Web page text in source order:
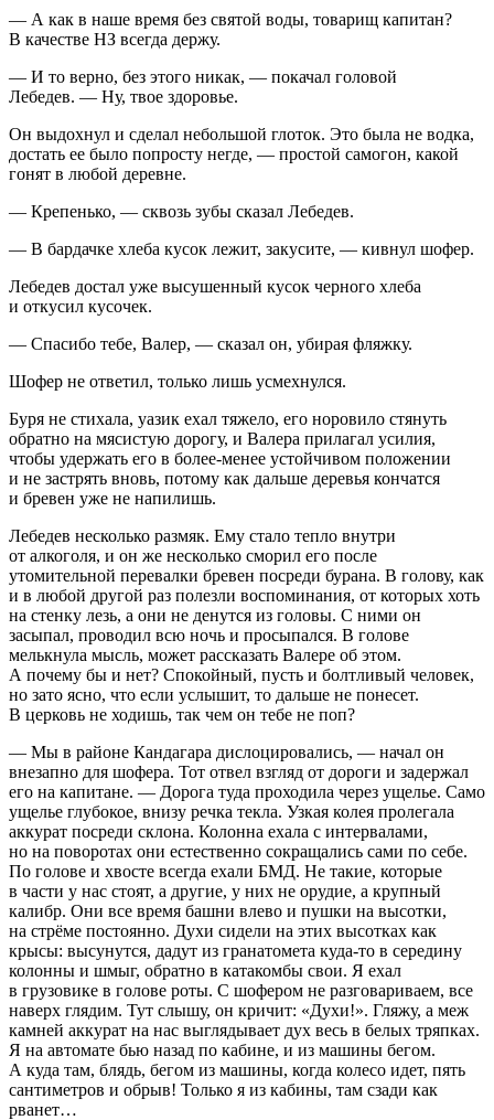
— А как в наше время без святой воды, товарищ капитан?
В качестве НЗ всегда держу.
— И то верно, без этого никак, — покачал головой
Лебедев. — Ну, твое здоровье.
Он выдохнул и сделал небольшой глоток. Это была не водка,
достать ее было попросту негде, — простой самогон, какой
гонят в любой деревне.
— Крепенько, — сквозь зубы сказал Лебедев.
— В бардачке хлеба кусок лежит, закусите, — кивнул шофер.
Лебедев достал уже высушенный кусок черного хлеба
и откусил кусочек.
— Спасибо тебе, Валер, — сказал он, убирая фляжку.
Шофер не ответил, только лишь усмехнулся.
Буря не стихала, уазик ехал тяжело, его норовило стянуть
обратно на мясистую дорогу, и Валера прилагал усилия,
чтобы удержать его в более-менее устойчивом положении
и не застрять вновь, потому как дальше деревья кончатся
и бревен уже не напилишь.
Лебедев несколько размяк. Ему стало тепло внутри
от алкоголя, и он же несколько сморил его после
утомительной перевалки бревен посреди бурана. В голову, как
и в любой другой раз полезли воспоминания, от которых хоть
на стенку лезь, а они не денутся из головы. С ними он
засыпал, проводил всю ночь и просыпался. В голове
мелькнула мысль, может рассказать Валере об этом.
А почему бы и нет? Спокойный, пусть и болтливый человек,
но зато ясно, что если услышит, то дальше не понесет.
В церковь не ходишь, так чем он тебе не поп?
— Мы в районе Кандагара дислоцировались, — начал он
внезапно для шофера. Тот отвел взгляд от дороги и задержал
его на капитане. — Дорога туда проходила через ущелье. Само
ущелье глубокое, внизу речка текла. Узкая колея пролегала
аккурат посреди склона. Колонна ехала с интервалами,
но на поворотах они естественно сокращались сами по себе.
По голове и хвосте всегда ехали БМД. Не такие, которые
в части у нас стоят, а другие, у них не орудие, а крупный
калибр. Они все время башни влево и пушки на высотки,
на стрёме постоянно. Духи сидели на этих высотках как
крысы: высунутся, дадут из гранатомета куда-то в середину
колонны и шмыг, обратно в катакомбы свои. Я ехал
в грузовике в голове роты. С шофером не разговариваем, все
наверх глядим. Тут слышу, он кричит: «Духи!». Гляжу, а меж
камней аккурат на нас выглядывает дух весь в белых тряпках.
Я на автомате бью назад по кабине, и из машины бегом.
А куда там, блядь, бегом из машины, когда колесо идет, пять
сантиметров и обрыв! Только я из кабины, там сзади как
рванет…